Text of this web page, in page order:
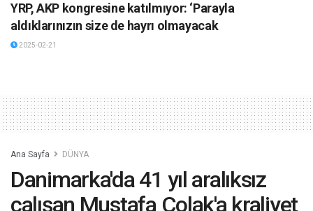
YRP, AKP kongresine katılmıyor: ‘Parayla
aldıklarınızın size de hayrı olmayacak
2025-02-21
Ana Sayfa DÜNYA
Danimarka'da 41 yıl aralıksız
çalışan Mustafa Çolak'a kraliyet